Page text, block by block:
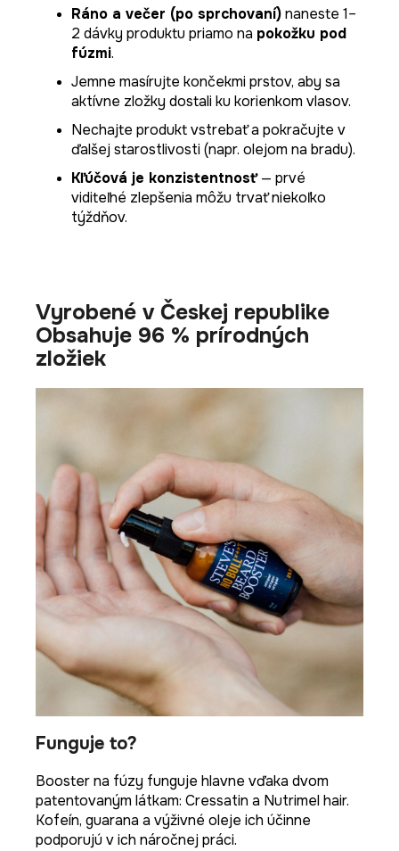
Ráno a večer (po sprchovaní)naneste 1–
2 dávky produktu priamo na pokožku pod
fúzmi.
Jemne masírujte končekmi prstov, aby sa
aktívne zložky dostali ku korienkom vlasov.
Nechajte produkt vstrebať a pokračujte v
ďalšej starostlivosti (napr. olejom na bradu).
Kľúčová je konzistentnosť— prvé
viditeľné zlepšenia môžu trvať niekoľko
týždňov.
Vyrobené v Českej republike
Obsahuje 96 % prírodných
zložiek
Funguje to?
Booster na fúzy funguje hlavne vďaka dvom
patentovaným látkam: Cressatin a Nutrimel hair.
Kofeín, guarana a výživné oleje ich účinne
podporujú v ich náročnej práci.